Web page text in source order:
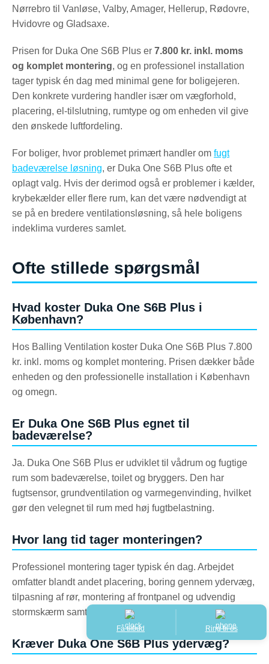
Nørrebro til Vanløse, Valby, Amager, Hellerup, Rødovre,
Hvidovre og Gladsaxe.
Prisen for Duka One S6B Plus er 7.800 kr. inkl. moms
og komplet montering, og en professionel installation
tager typisk én dag med minimal gene for boligejeren.
Den konkrete vurdering handler især om vægforhold,
placering, el-tilslutning, rumtype og om enheden vil give
den ønskede luftfordeling.
For boliger, hvor problemet primært handler om fugt
badeværelse løsning, er Duka One S6B Plus ofte et
oplagt valg. Hvis der derimod også er problemer i kælder,
krybekælder eller flere rum, kan det være nødvendigt at
se på en bredere ventilationsløsning, så hele boligens
indeklima vurderes samlet.
Ofte stillede spørgsmål
Hvad koster Duka One S6B Plus i
København?
Hos Balling Ventilation koster Duka One S6B Plus 7.800
kr. inkl. moms og komplet montering. Prisen dækker både
enheden og den professionelle installation i København
og omegn.
Er Duka One S6B Plus egnet til
badeværelse?
Ja. Duka One S6B Plus er udviklet til vådrum og fugtige
rum som badeværelse, toilet og bryggers. Den har
fugtsensor, grundventilation og varmegenvinding, hvilket
gør den velegnet til rum med høj fugtbelastning.
Hvor lang tid tager monteringen?
Professionel montering tager typisk én dag. Arbejdet
omfatter blandt andet placering, boring gennem ydervæg,
tilpasning af rør, montering af frontpanel og udvendig
stormskærm samt kontrol af drift og tæthed.
Kræver Duka One S6B Plus ydervæg?
Få tilbud Ring til os